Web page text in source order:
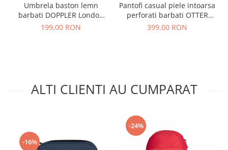
Umbrela baston lemn
barbati DOPPLER London
negru
199,00 RON
Pantofi casual piele intoarsa
perforati barbati OTTER
OT9554 bej inchis
399,00 RON
ALTI CLIENTI AU CUMPARAT
-16%
-24%